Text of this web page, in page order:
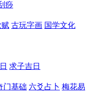
痧
赋 古玩字画 国学文化
求子吉日
门基础 六爻占卜 梅花易